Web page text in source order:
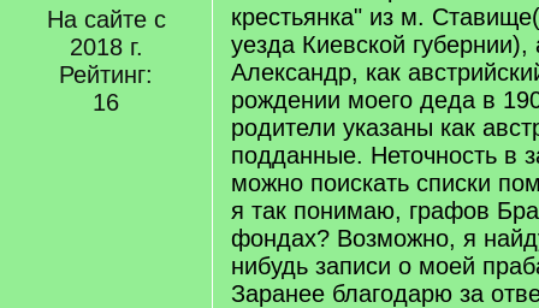
На сайте с
2018 г.
Рейтинг:
16
крестьянка" из м.
уезда Киевской губернии),
Александр, как
рождении моего деда в
родители указаны как
подданные. Неточность в
можно поискать списки
я так понимаю, графов
фондах? Возможно, я
нибудь записи о моей
Заранее благодарю за